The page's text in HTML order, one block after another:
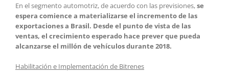
En el segmento automotriz, de acuerdo con las previsiones,se
espera comience a materializarse el incremento de las
exportaciones a Brasil. Desde el punto de vista de las
ventas, el crecimiento esperado hace prever que pueda
alcanzarse el millón de vehículos durante 2018.
Habilitación e Implementación de Bitrenes